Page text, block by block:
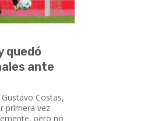
quedó
ante
Costas,
primera vez
pero no